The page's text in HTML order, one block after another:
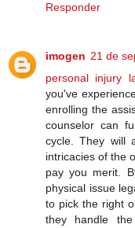
Responder
imogen 21 de
personal injury
you've
enrolling the
counselor can
cycle. They will
intricacies of the
pay you merit.
physical issue
to pick the right
they handle